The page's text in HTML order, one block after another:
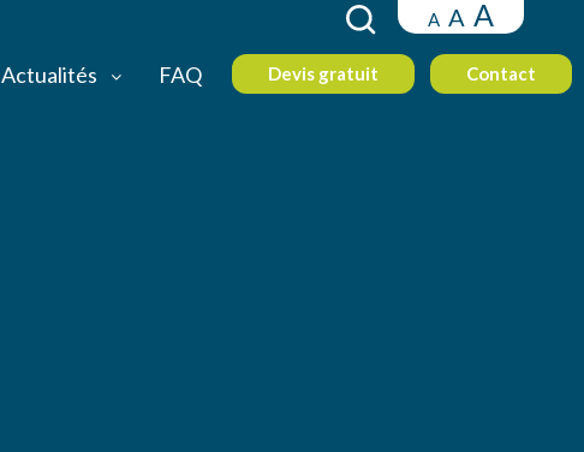
A A A
Devis gratuit Contact
Actualités FAQ